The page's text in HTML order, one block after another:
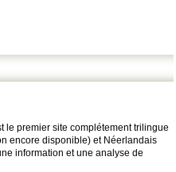
le premier site complétement trilingue
encore disponible) et Néerlandais
information et une analyse de